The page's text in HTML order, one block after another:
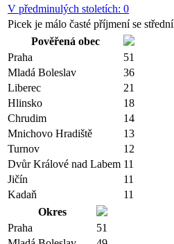
V předminulých stoletích: 0
Picek je málo časté příjmení se
Pověřená obec
Praha
51
Mladá Boleslav
36
Liberec
21
Hlinsko
18
Chrudim
14
Mnichovo Hradiště
13
Turnov
12
Dvůr Králové nad Labem 11
Jičín
11
Kadaň
11
Okres
Praha
51